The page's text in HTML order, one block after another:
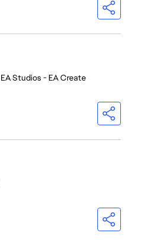
EA Studios - EA Create